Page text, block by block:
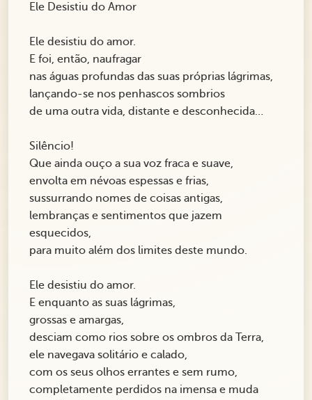
Ele Desistiu do Amor
Ele desistiu do amor.
E foi, então, naufragar
nas águas profundas das suas próprias lágrimas,
lançando-se nos penhascos sombrios
de uma outra vida, distante e desconhecida…
Silêncio!
Que ainda ouço a sua voz fraca e suave,
envolta em névoas espessas e frias,
sussurrando nomes de coisas antigas,
lembranças e sentimentos que jazem
esquecidos,
para muito além dos limites deste mundo.
Ele desistiu do amor.
E enquanto as suas lágrimas,
grossas e amargas,
desciam como rios sobre os ombros da Terra,
ele navegava solitário e calado,
com os seus olhos errantes e sem rumo,
completamente perdidos na imensa e muda